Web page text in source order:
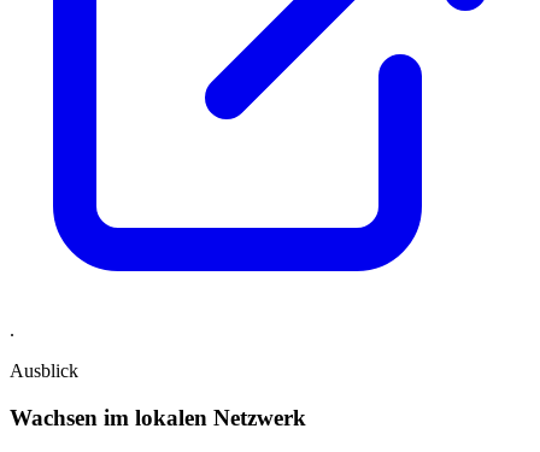
.
Ausblick
Wachsen im lokalen Netzwerk